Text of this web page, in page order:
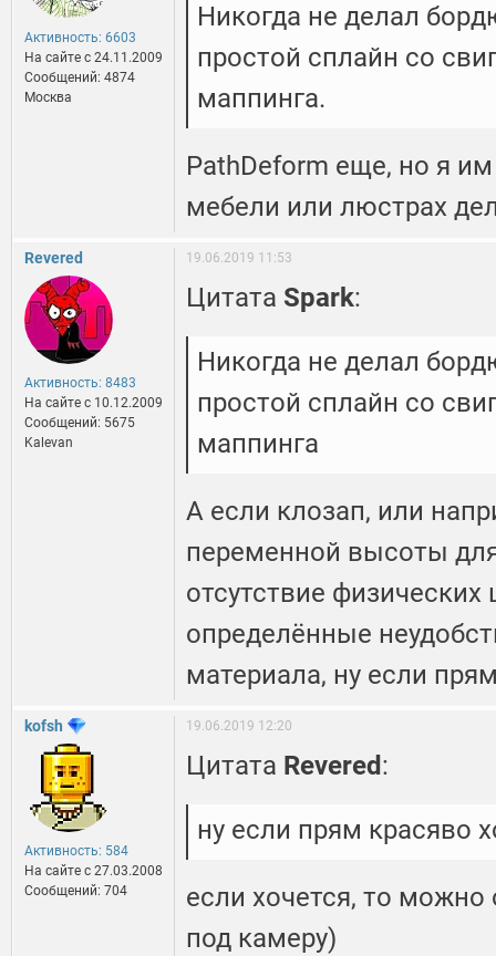
Активность: 6603
На сайте c 24.11.2009
Сообщений: 4874
Москва
Никогда не делал
простой сплайн со
маппинга.
PathDeform еще, но я
мебели или люстрах
Revered
Активность: 8483
На сайте c 10.12.2009
Сообщений: 5675
Kalevan
19.06.2019 11:53
Цитата Spark:
Никогда не делал
простой сплайн со
маппинга
А если клозап, или
переменной высоты
отсутствие
определённые
материала, ну если
kofsh
Активность: 584
На сайте c 27.03.2008
Сообщений: 704
19.06.2019 12:20
Цитата Revered :
ну если прям красяво
если хочется, то можно
под камеру)